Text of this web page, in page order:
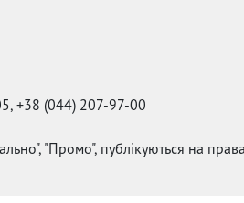
+38 (044) 207-97-00
"Промо", публікуються на